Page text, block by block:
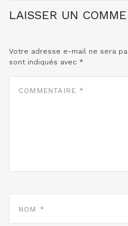
LAISSER UN
Votre adresse e-mail ne sera
sont indiqués avec *